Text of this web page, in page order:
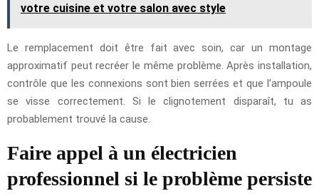
votre cuisine et votre salon avec style
Le remplacement doit être fait avec soin, car un montage
approximatif peut recréer le même problème. Après installation,
contrôle que les connexions sont bien serrées et que l’ampoule
se visse correctement. Si le clignotement disparaît, tu as
probablement trouvé la cause.
Faire appel à un électricien
professionnel si le problème persiste